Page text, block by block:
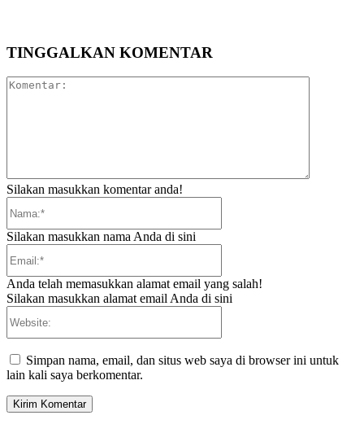
TINGGALKAN KOMENTAR
Silakan masukkan komentar anda!
Silakan masukkan nama Anda di sini
Anda telah memasukkan alamat email yang salah!
Silakan masukkan alamat email Anda di sini
Simpan nama, email, dan situs web saya di browser ini untuk
lain kali saya berkomentar.